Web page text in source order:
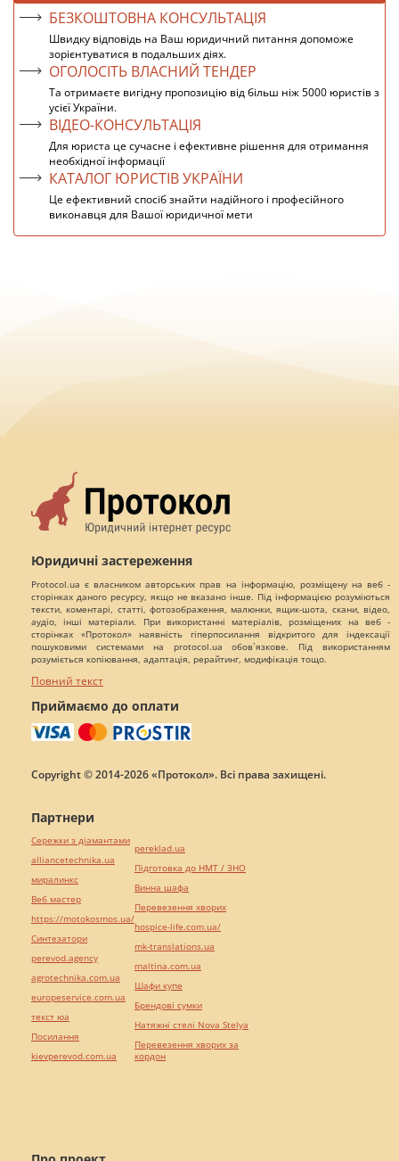
БЕЗКОШТОВНА КОНСУЛЬТАЦІЯ
Швидку відповідь на Ваш юридичний питання допоможе
зорієнтуватися в подальших діях.
ОГОЛОСІТЬ ВЛАСНИЙ ТЕНДЕР
Та отримаєте вигідну пропозицію від більш ніж 5000 юристів з
усієї України.
ВІДЕО-КОНСУЛЬТАЦІЯ
Для юриста це сучасне і ефективне рішення для отримання
необхідної інформації
КАТАЛОГ ЮРИСТІВ УКРАЇНИ
Це ефективний спосіб знайти надійного і професійного
виконавця для Вашої юридичної мети
Юридичні застереження
Protocol.ua є власником авторських прав на інформацію, розміщену на веб -
сторінках даного ресурсу, якщо не вказано інше. Під інформацією розуміються
тексти, коментарі, статті, фотозображення, малюнки, ящик-шота, скани, відео,
аудіо, інші матеріали. При використанні матеріалів, розміщених на веб -
сторінках «Протокол» наявність гіперпосилання відкритого для індексації
пошуковими системами на protocol.ua обов`язкове. Під використанням
розуміється копіювання, адаптація, рерайтинг, модифікація тощо.
Повний текст
Приймаємо до оплати
Copyright © 2014-2026 «Протокол». Всі права захищені.
Партнери
Сережки з діамантами
alliancetechnika.ua
миралинкс
Веб мастер
https://motokosmos.ua/
Синтезатори
perevod.agency
agrotechnika.com.ua
europeservice.com.ua
текст юа
Посилання
kievperevod.com.ua
pereklad.ua
Підготовка до НМТ / ЗНО
Винна шафа
Перевезення хворих
hospice-life.com.ua/
mk-translations.ua
maltina.com.ua
Шафи купе
Брендові сумки
Натяжні стелі Nova Stelya
Перевезення хворих за
кордон